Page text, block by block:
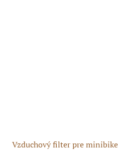
Vzduchový filter pre